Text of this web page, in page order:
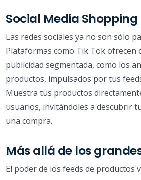
Social Media Shopping
Las redes sociales ya no son sólo
Plataformas como Tik Tok ofrecen
publicidad segmentada, como los
productos, impulsados por tus
Muestra tus productos
usuarios, invitándoles a descubrir
una compra.
Más allá de los
El poder de los feeds de productos